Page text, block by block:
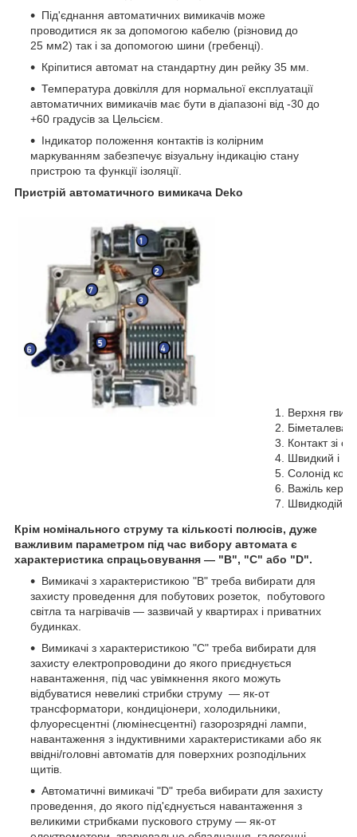
Під'єднання автоматичних вимикачів може
проводитися як за допомогою кабелю (різновид до
25 мм2) так і за допомогою шини (гребенці).
Кріпитися автомат на стандартну дин рейку 35 мм.
Температура довкілля для нормальної експлуатації
автоматичних вимикачів має бути в діапазоні від -30 до
+60 градусів за Цельсієм.
Індикатор положення контактів із колірним
маркуванням забезпечує візуальну індикацію стану
пристрою та функції ізоляції.
Пристрій автоматичного вимикача Deko
1. Верхня
2. Біметалева
3. Контакт зі
4. Швидкий і
5. Солонід
6. Важіль
7.
Крім номінального струму та кількості полюсів, дуже
важливим параметром під час вибору автомата є
характеристика спрацьовування — "В", "С" або "D".
Вимикачі з характеристикою "B" треба вибирати для
захисту проведення для побутових розеток, побутового
світла та нагрівачів — зазвичай у квартирах і приватних
будинках.
Вимикачі з характеристикою "C" треба вибирати для
захисту електропроводини до якого приєднується
навантаження, під час увімкнення якого можуть
відбуватися невеликі стрибки струму — як-от
трансформатори, кондиціонери, холодильники,
флуоресцентні (люмінесцентні) газорозрядні лампи,
навантаження з індуктивними характеристиками або як
ввідні/головні автоматів для поверхних розподільних
щитів.
Автоматичні вимикачі "D" треба вибирати для захисту
проведення, до якого під'єднується навантаження з
великими стрибками пускового струму — як-от